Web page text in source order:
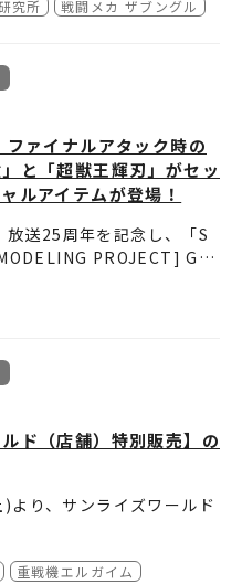
パーツにより組み立てる
年7月22日（水）23:59
下記３体も付属します。​
ッグ・タイプ、ブラン・
・タイプ」本日から受注開
究所 戦闘メカ ザブングル
ァイナルアタック時の
と「超獣王輝刃」がセッ
ルアイテムが登場！
放送25周年を記念し、「S
PROJECT] GE
の黄金の姿を立体化！
化！
クションポーズが可能
変形を再現！
定で発売予定。
MODELING PR
童 電童&キバストライカ
セット【プレミアムバン
円
ルド（店舗）特別販売】の
り、サンライズワールド
🔥重戦機エルガイム